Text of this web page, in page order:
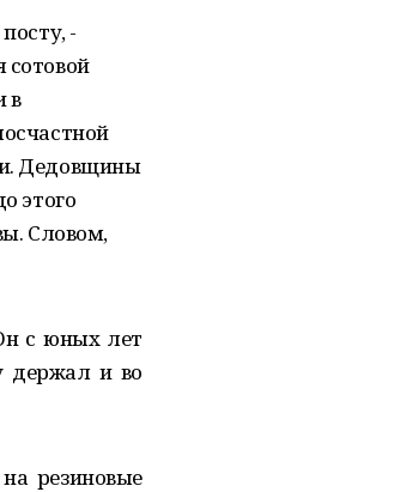
-
в
Дедовщины
этого
Словом,
с юных лет
держал и во
резиновые